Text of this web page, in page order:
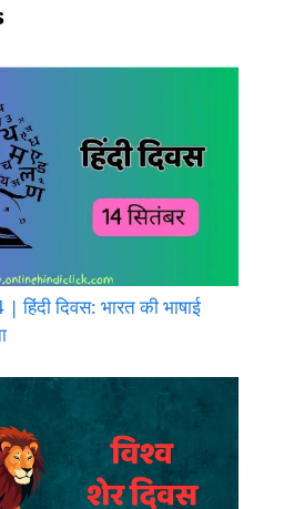
दिवस: भारत की भाषाई